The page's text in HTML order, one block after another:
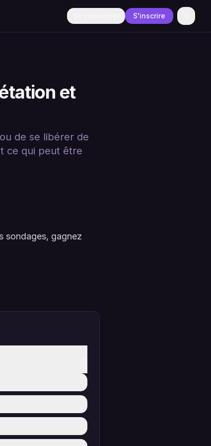
S'inscrire
et
de se libérer de
ce qui peut être
sondages, gagnez